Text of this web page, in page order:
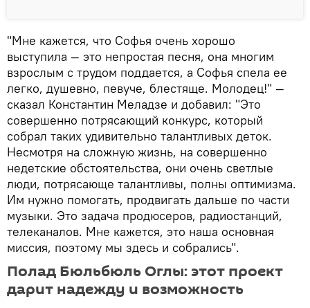
"Мне кажется, что Софья очень хорошо
выступила — это непростая песня, она многим
взрослым с трудом поддается, а Софья спела ее
легко, душевно, певуче, блестяще. Молодец!" —
сказал Константин Меладзе и добавил: "Это
совершенно потрясающий конкурс, который
собрал таких удивительно талантливых деток.
Несмотря на сложную жизнь, на совершенно
недетские обстоятельства, они очень светлые
люди, потрясающе талантливы, полны оптимизма.
Им нужно помогать, продвигать дальше по части
музыки. Это задача продюсеров, радиостанций,
телеканалов. Мне кажется, это наша основная
миссия, поэтому мы здесь и собрались".
Полад Бюльбюль Оглы: этот проект
дарит надежду и возможность